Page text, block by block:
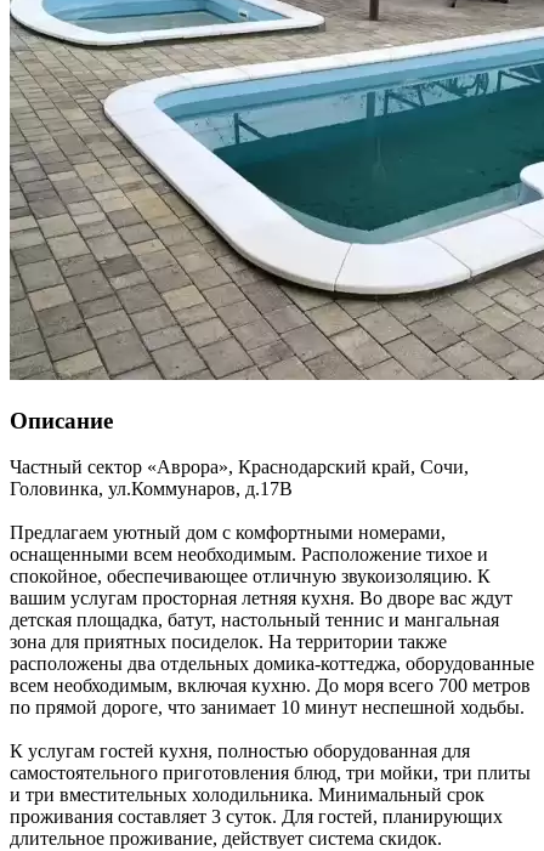
Описание
Частный сектор «Аврора», Краснодарский край, Сочи,
Головинка, ул.Коммунаров, д.17В
Предлагаем уютный дом с комфортными номерами,
оснащенными всем необходимым. Расположение тихое и
спокойное, обеспечивающее отличную звукоизоляцию. К
вашим услугам просторная летняя кухня. Во дворе вас ждут
детская площадка, батут, настольный теннис и мангальная
зона для приятных посиделок. На территории также
расположены два отдельных домика-коттеджа, оборудованные
всем необходимым, включая кухню. До моря всего 700 метров
по прямой дороге, что занимает 10 минут неспешной ходьбы.
К услугам гостей кухня, полностью оборудованная для
самостоятельного приготовления блюд, три мойки, три плиты
и три вместительных холодильника. Минимальный срок
проживания составляет 3 суток. Для гостей, планирующих
длительное проживание, действует система скидок.